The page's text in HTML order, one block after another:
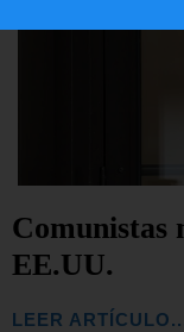
Comunistas
EE.UU.
LEER